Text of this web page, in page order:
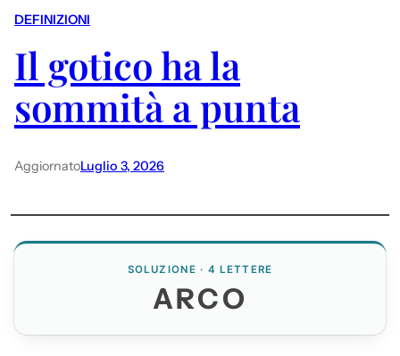
DEFINIZIONI
Il gotico ha la
sommità a punta
AggiornatoLuglio 3, 2026
SOLUZIONE · 4 LETTERE
ARCO